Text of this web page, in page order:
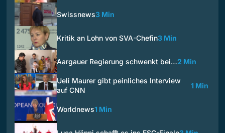
Swissnews3 Min
Kritik an Lohn von SVA-Chefin3 Min
Aargauer Regierung schwenkt bei…2 Min
Ueli Maurer gibt peinliches Interview
auf CNN
1 Min
Worldnews1 Min